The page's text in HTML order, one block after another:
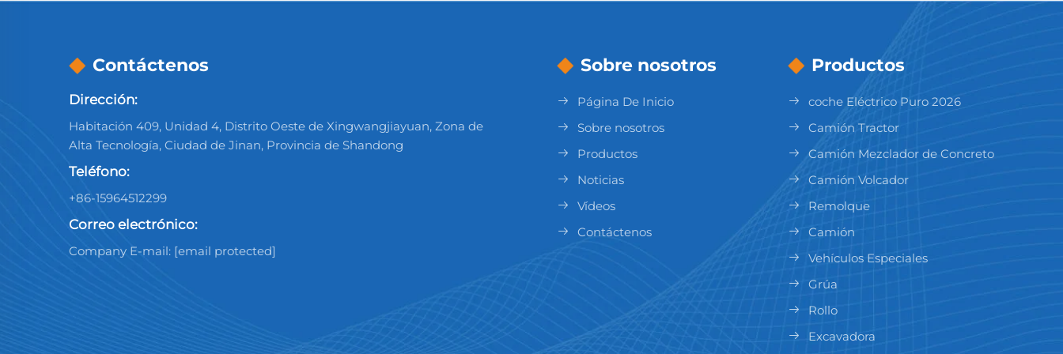
Contáctenos
Dirección:
Habitación 409, Unidad 4, Distrito Oeste de Xingwangjiayuan, Zona de
Alta Tecnología, Ciudad de Jinan, Provincia de Shandong
Teléfono:
+86-15964512299
Correo electrónico:
Company E-mail: [email protected]
Sobre nosotros
Página De Inicio
Sobre nosotros
Productos
Noticias
Vídeos
Contáctenos
Productos
coche Eléctrico Puro 2026
Camión Tractor
Camión Mezclador de Concreto
Camión Volcador
Remolque
Camión
Vehículos Especiales
Grúa
Rollo
Excavadora